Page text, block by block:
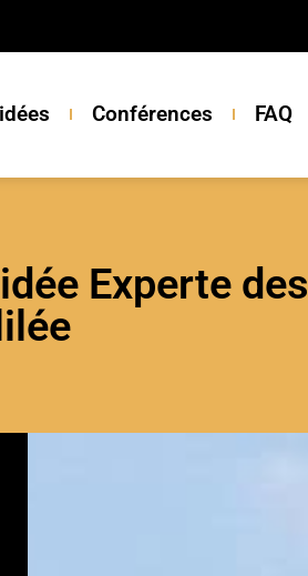
Conférences FAQ
Experte des